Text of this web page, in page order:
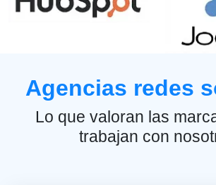
Agencias redes
Lo que valoran las
trabajan con